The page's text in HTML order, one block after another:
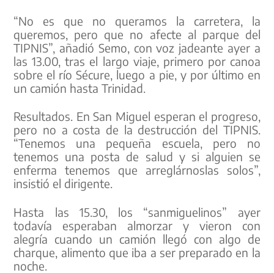
“No es que no queramos la carretera, la
queremos, pero que no afecte al parque del
TIPNIS”, añadió Semo, con voz jadeante ayer a
las 13.00, tras el largo viaje, primero por canoa
sobre el río Sécure, luego a pie, y por último en
un camión hasta Trinidad.
Resultados. En San Miguel esperan el progreso,
pero no a costa de la destrucción del TIPNIS.
“Tenemos una pequeña escuela, pero no
tenemos una posta de salud y si alguien se
enferma tenemos que arreglárnoslas solos”,
insistió el dirigente.
Hasta las 15.30, los “sanmiguelinos” ayer
todavía esperaban almorzar y vieron con
alegría cuando un camión llegó con algo de
charque, alimento que iba a ser preparado en la
noche.